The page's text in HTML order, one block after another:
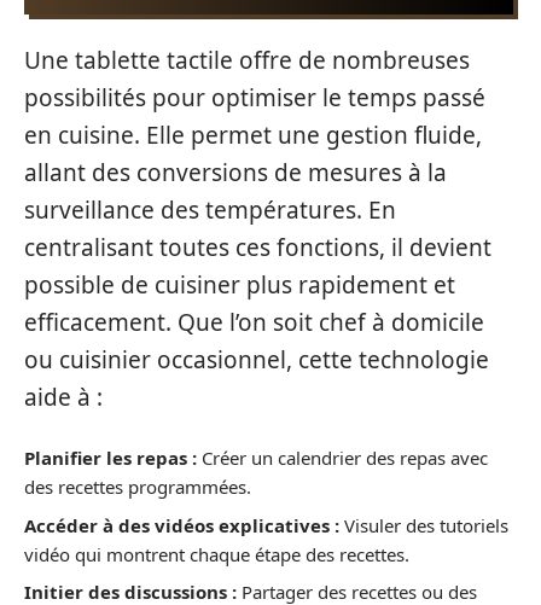
Une tablette tactile offre de nombreuses
possibilités pour optimiser le temps passé
en cuisine. Elle permet une gestion fluide,
allant des conversions de mesures à la
surveillance des températures. En
centralisant toutes ces fonctions, il devient
possible de cuisiner plus rapidement et
efficacement. Que l’on soit chef à domicile
ou cuisinier occasionnel, cette technologie
aide à :
Planifier les repas : Créer un calendrier des repas avec
des recettes programmées.
Accéder à des vidéos explicatives : Visuler des tutoriels
vidéo qui montrent chaque étape des recettes.
Initier des discussions : Partager des recettes ou des